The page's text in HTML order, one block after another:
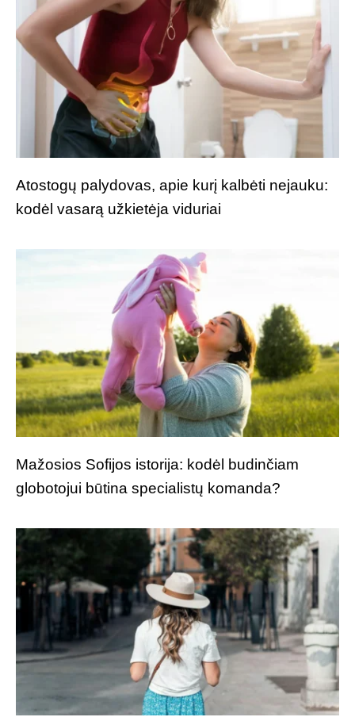
Atostogų palydovas, apie kurį kalbėti nejauku:
kodėl vasarą užkietėja viduriai
Mažosios Sofijos istorija: kodėl budinčiam
globotojui būtina specialistų komanda?